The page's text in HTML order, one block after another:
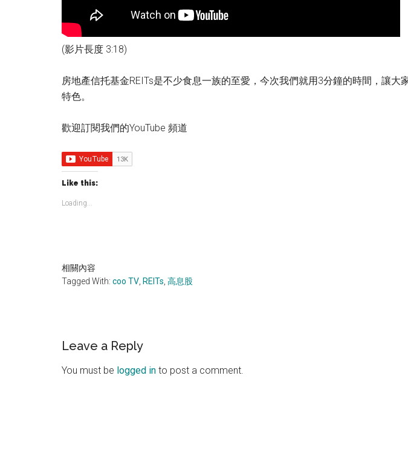
(影片長度 3:18)
房地產信托基金REITs是不少食息一族的至愛，今次我們就用3分鐘的時間，讓大
特色。
歡迎訂閱我們的YouTube 頻道
Like this:
Loading...
相關內容
Tagged With: coo TV REITs 高息股
Reader
Interactions
Leave a Reply
You must be logged in to post a comment.